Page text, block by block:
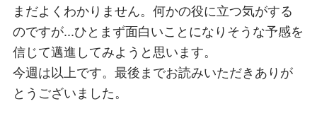
まだよくわかりません。何かの役に立つ気がする
のですが...ひとまず面白いことになりそうな予感を
信じて邁進してみようと思います。
今週は以上です。最後までお読みいただきありが
とうございました。